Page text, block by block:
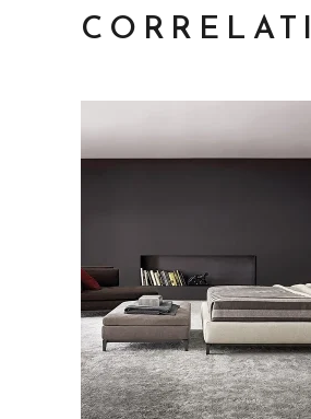
CORRELATI